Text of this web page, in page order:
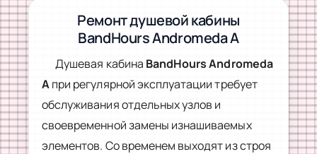
Ремонт душевой кабины
BandHours Andromeda A
Душевая кабина BandHours Andromeda
Aпри регулярной эксплуатации требует
обслуживания отдельных узлов и
своевременной замены изнашиваемых
элементов. Со временем выходят из строя